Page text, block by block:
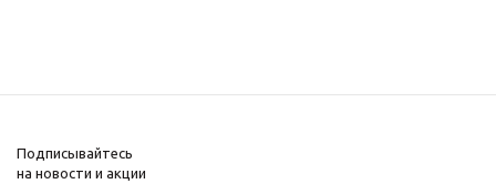
Подписывайтесь
на новости и акции